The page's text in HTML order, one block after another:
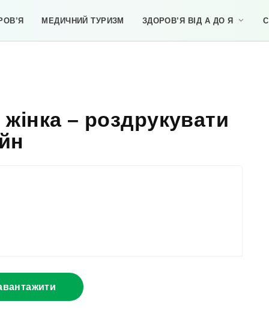
МЕДИЧНИЙ ТУРИЗМ ЗДОРОВ’Я ВІД А ДО Я
– роздрукувати